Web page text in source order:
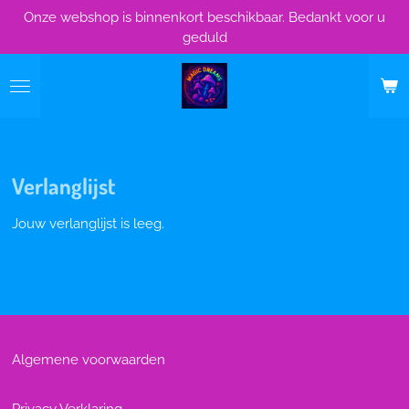
Ga
naar
de
Onze webshop is binnenkort beschikbaar. Bedankt voor u
geduld
Verlanglijst
Jouw verlanglijst is leeg.
Algemene voorwaarden